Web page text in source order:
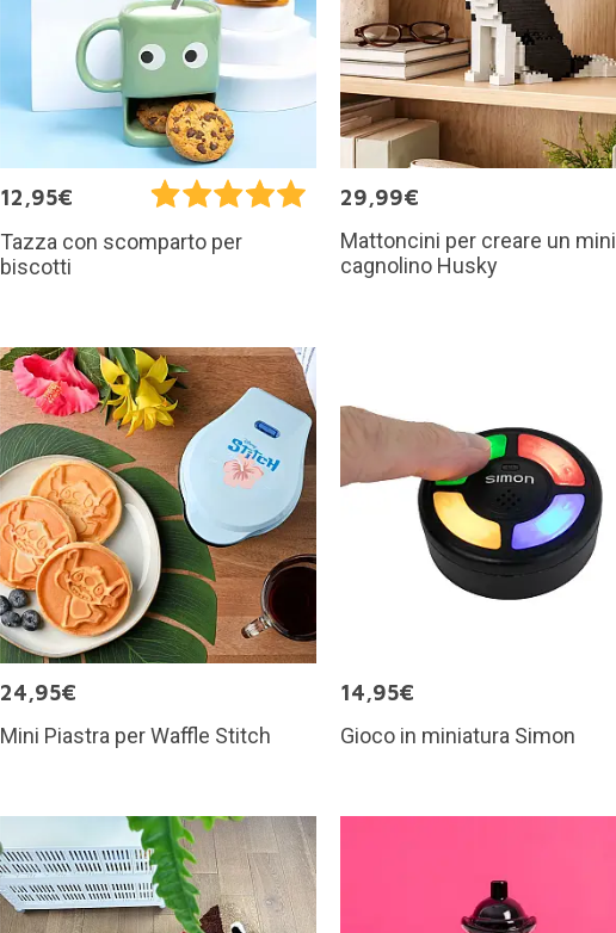
12,95€
Tazza con scomparto per
biscotti
29,99€
Mattoncini per creare un mini
cagnolino Husky
24,95€
Mini Piastra per Waffle Stitch
14,95€
Gioco in miniatura Simon